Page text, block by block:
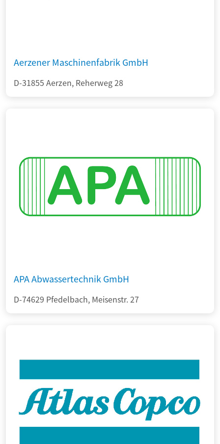
Aerzener Maschinenfabrik GmbH
D-31855 Aerzen, Reherweg 28
APA Abwassertechnik GmbH
D-74629 Pfedelbach, Meisenstr. 27